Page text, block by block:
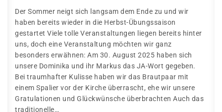
Der Sommer neigt sich langsam dem Ende zu und wir
haben bereits wieder in die Herbst-Übungssaison
gestartet Viele tolle Veranstaltungen liegen bereits hinter
uns, doch eine Veranstaltung möchten wir ganz
besonders erwähnen: Am 30. August 2025 haben sich
unsere Dominika und ihr Markus das JA-Wort gegeben.
Bei traumhafter Kulisse haben wir das Brautpaar mit
einem Spalier vor der Kirche überrascht, ehe wir unsere
Gratulationen und Glückwünsche überbrachten Auch das
traditionelle…